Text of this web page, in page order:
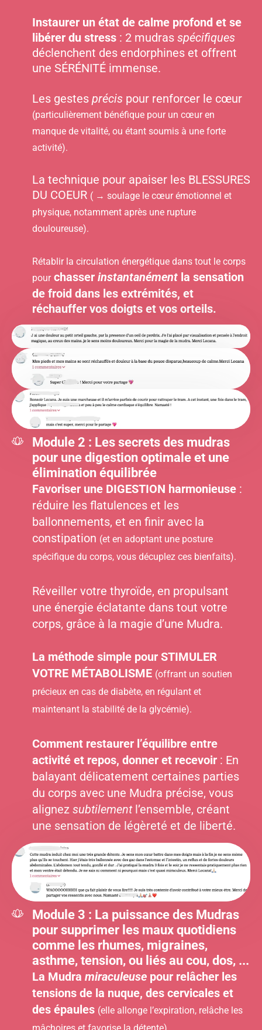
Instaurer un état de calme profond et se
libérer du stress : 2 mudras spécifiques
déclenchent des endorphines et offrent
une SÉRÉNITÉ immense.
Les gestes précis pour renforcer le cœur
(particulièrement bénéfique pour un cœur en
manque de vitalité, ou étant soumis à une forte
activité).
La technique pour apaiser les BLESSURES
DU COEUR ( → soulage le cœur émotionnel et
physique, notamment après une rupture
douloureuse).
Rétablir la circulation énergétique dans tout le corps
pour chasser instantanément la sensation
de froid dans les extrémités, et
réchauffer vos doigts et vos orteils.
Module 2 : Les secrets des mudras
pour une digestion optimale et une
élimination équilibrée
Favoriser une DIGESTION harmonieuse :
réduire les flatulences et les
ballonnements, et en finir avec la
constipation (et en adoptant une posture
spécifique du corps, vous décuplez ces bienfaits).
Réveiller votre thyroïde, en propulsant
une énergie éclatante dans tout votre
corps, grâce à la magie d’une Mudra.
La méthode simple pour STIMULER
VOTRE MÉTABOLISME (offrant un soutien
précieux en cas de diabète, en régulant et
maintenant la stabilité de la glycémie).
Comment restaurer l’équilibre entre
activité et repos, donner et recevoir : En
balayant délicatement certaines parties
du corps avec une Mudra précise, vous
alignez subtilementl’ensemble, créant
une sensation de légèreté et de liberté.
Module 3 : La puissance des Mudras
pour supprimer les maux quotidiens
comme les rhumes, migraines,
asthme, tension, ou liés au cou, dos, ...
La Mudra miraculeuse pour relâcher les
tensions de la nuque, des cervicales et
des épaules (elle allonge l’expiration, relâche les
mâchoires et favorise la détente).